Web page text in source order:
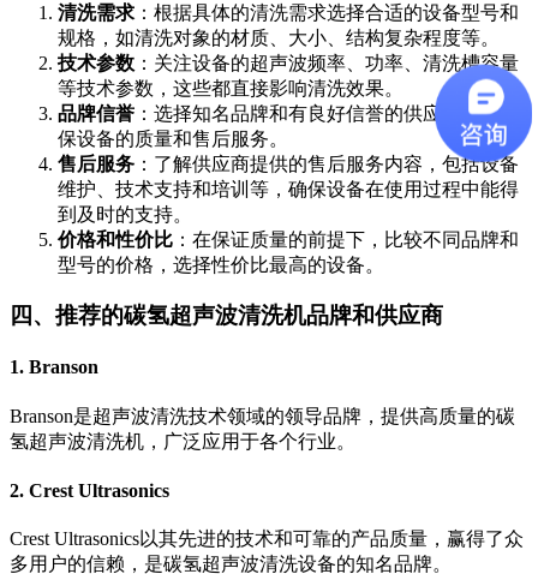
清洗需求 ：根据具体的清洗需求选择合适的设备型号和
规格，如清洗对象的材质、大小、结构复杂程度等。
技术参数 ：关注设备的超声波频率、功率、清洗槽容量
等技术参数，这些都直接影响清洗效果。
品牌信誉 ：选择知名品牌和有良好信誉的供应商，以确
保设备的质量和售后服务。
售后服务 ：了解供应商提供的售后服务内容，包括设备
维护、技术支持和培训等，确保设备在使用过程中能得
到及时的支持。
价格和性价比 ：在保证质量的前提下，比较不同品牌和
型号的价格，选择性价比最高的设备。
四、推荐的碳氢超声波清洗机品牌和供应商
1. Branson
Branson是超声波清洗技术领域的领导品牌，提供高质量的碳
氢超声波清洗机，广泛应用于各个行业。
2. Crest Ultrasonics
Crest Ultrasonics以其先进的技术和可靠的产品质量，赢得了众
多用户的信赖，是碳氢超声波清洗设备的知名品牌。